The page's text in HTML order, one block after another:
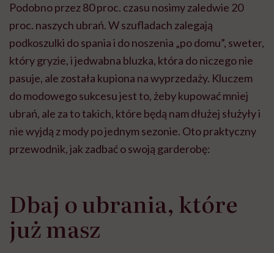
Podobno przez 80 proc. czasu nosimy zaledwie 20
proc. naszych ubrań. W szufladach zalegają
podkoszulki do spania i do noszenia „po domu”, sweter,
który gryzie, i jedwabna bluzka, która do niczego nie
pasuje, ale została kupiona na wyprzedaży. Kluczem
do modowego sukcesu jest to, żeby kupować mniej
ubrań, ale za to takich, które będą nam dłużej służyły i
nie wyjdą z mody po jednym sezonie. Oto praktyczny
przewodnik, jak zadbać o swoją garderobę:
Dbaj o ubrania, które
już masz